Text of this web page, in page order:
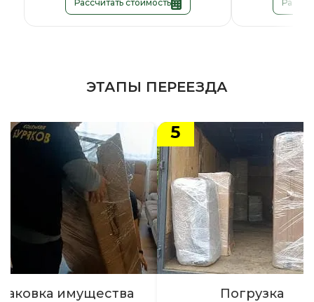
Рассчитать стоимость
ЭТАПЫ ПЕРЕЕЗДА
имущества
5
Погрузка